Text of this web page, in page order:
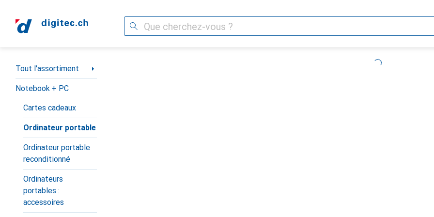
Recherche
Navigation par catégorie
Tout l'assortiment
Notebook + PC
Cartes cadeaux
Ordinateur portable
Ordinateur portable
reconditionné
Ordinateurs
portables :
accessoires